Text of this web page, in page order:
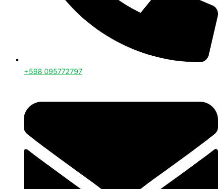
+598 095772797